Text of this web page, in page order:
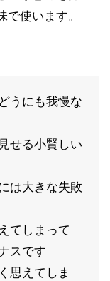
使います。
うにも我慢な
せる小賢しい
は大きな失敗
てしまって
スです
思えてしま